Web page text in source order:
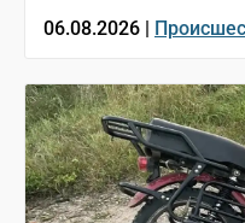
06.08.2026 |